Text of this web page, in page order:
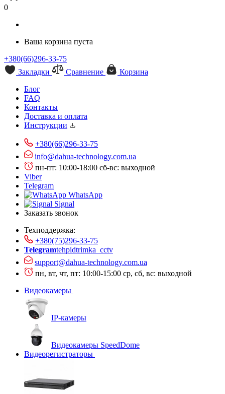
0
Ваша корзина пуста
+380(66)296-33-75
Закладки
Сравнение
Корзина
Блог
FAQ
Контакты
Доставка и оплата
Инструкции
+380(66)296-33-75
info@dahua-technology.com.ua
пн-пт: 10:00-18:00 сб-вс: выходной
Viber
Telegram
WhatsApp
Signal
Заказать звонок
Техподдержка:
+380(75)296-33-75
Telegramtehpidtrimka_cctv
support@dahua-technology.com.ua
пн, вт, чт, пт: 10:00-15:00 ср, сб, вс: выходной
Видеокамеры
IP-камеры
Видеокамеры SpeedDome
Видеорегистраторы